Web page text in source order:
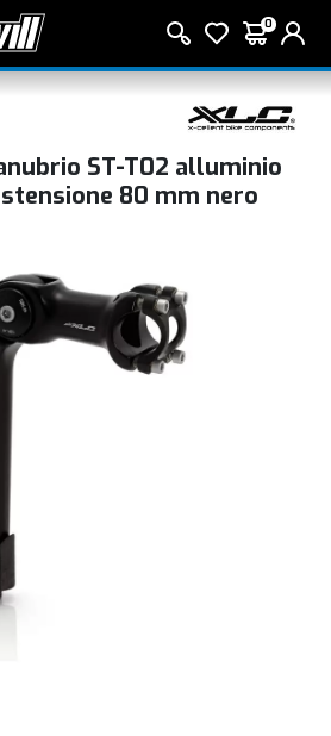
0
ST-T02 alluminio
80 mm nero